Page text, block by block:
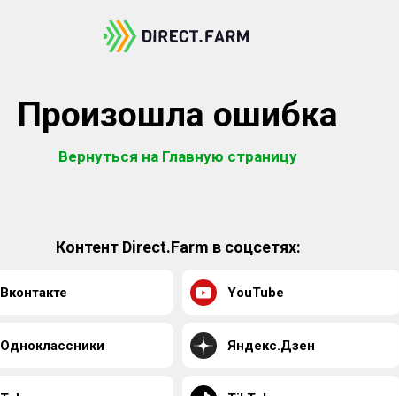
Произошла ошибка
Вернуться на Главную страницу
Контент Direct.Farm в соцсетях:
Вконтакте YouTube
Одноклассники Яндекс.Дзен